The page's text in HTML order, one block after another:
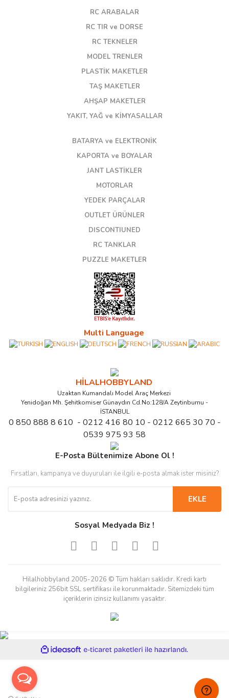
RC ARABALAR
RC TIR ve DORSE
RC TEKNELER
MODEL TRENLER
PLASTİK MAKETLER
TAŞ MAKETLER
AHŞAP MAKETLER
YAKIT, YAĞ ve KİMYASALLAR
BATARYA ve ELEKTRONİK
KAPORTA ve BOYALAR
JANT LASTİKLER
MOTORLAR
YEDEK PARÇALAR
OUTLET ÜRÜNLER
DISCONTIUNED
RC TANKLAR
PUZZLE MAKETLER
Multi Language
HİLALHOBBYLAND
Uzaktan Kumandalı Model Araç Merkezi
Yenidoğan Mh. Şehitkomiser Günaydın Cd.No:128/A Zeytinburnu -
İSTANBUL
0 850 888 8 610 - 0212 416 80 10 - 0212 665 30 70 -
0539 975 93 58
E-Posta Bültenimize Abone Ol !
Fırsatları, kampanya ve duyuruları ile ilgili e-posta almak ister misiniz?
EKLE
Sosyal Medyada Biz !
Hilalhobbyland 2005-2026 © Tüm hakları saklıdır. Kredi kartı
bilgileriniz 256bit SSL sertifikası ile korunmaktadır. Sitemizdeki tüm
içeriklerin izinsiz kullanımı yasaktır.
ideasoft
e-